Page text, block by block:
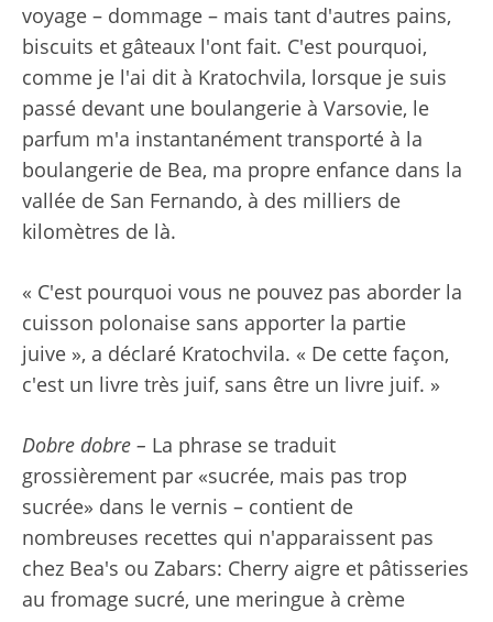
voyage – dommage – mais tant d'autres pains,
biscuits et gâteaux l'ont fait. C'est pourquoi,
comme je l'ai dit à Kratochvila, lorsque je suis
passé devant une boulangerie à Varsovie, le
parfum m'a instantanément transporté à la
boulangerie de Bea, ma propre enfance dans la
vallée de San Fernando, à des milliers de
kilomètres de là.
« C'est pourquoi vous ne pouvez pas aborder la
cuisson polonaise sans apporter la partie
juive », a déclaré Kratochvila. « De cette façon,
c'est un livre très juif, sans être un livre juif. »
Dobre dobre – La phrase se traduit
grossièrement par «sucrée, mais pas trop
sucrée» dans le vernis – contient de
nombreuses recettes qui n'apparaissent pas
chez Bea's ou Zabars: Cherry aigre et pâtisseries
au fromage sucré, une meringue à crème